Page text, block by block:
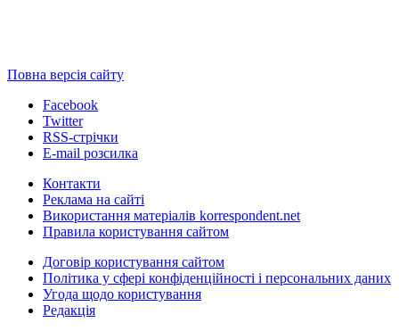
Повна версія сайту
Facebook
Twitter
RSS-стрічки
E-mail розсилка
Контакти
Реклама на сайті
Використання матеріалів korrespondent.net
Правила користування сайтом
Договір користування сайтом
Політика у сфері конфіденційності і персональних даних
Угода щодо користування
Редакція